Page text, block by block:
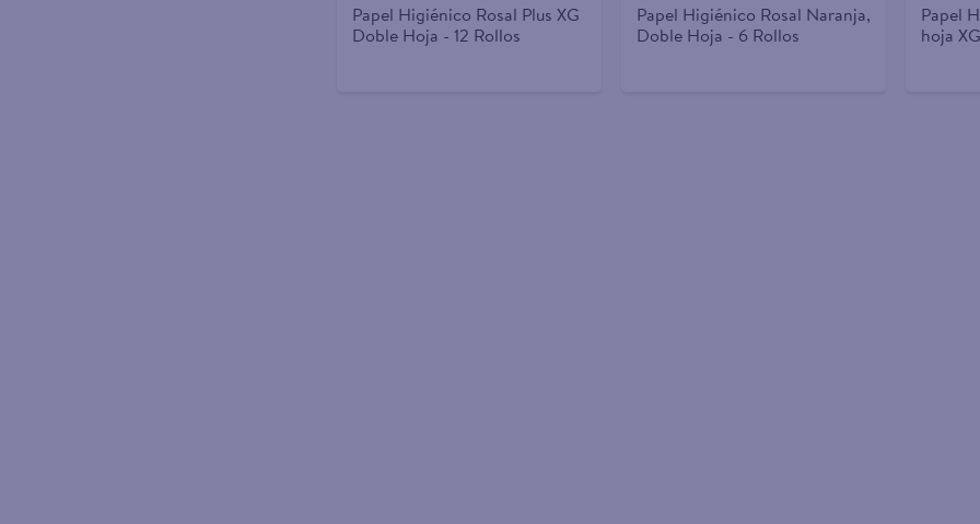
Papel Higiénico Rosal Plus XG
Doble Hoja - 12 Rollos
Papel Higiénico Rosal Naranja,
Doble Hoja - 6 Rollos
Papel
hoja